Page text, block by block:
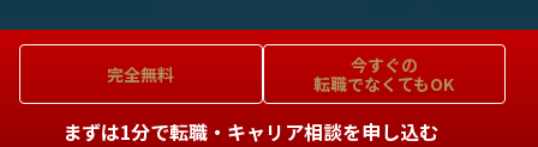
完全無料
今すぐの
転職でなくてもOK
まずは1分で転職・キャリア相談を申し込む